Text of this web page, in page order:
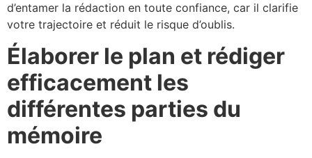
d’entamer la rédaction en toute confiance, car il clarifie
votre trajectoire et réduit le risque d’oublis.
Élaborer le plan et rédiger
efficacement les
différentes parties du
mémoire